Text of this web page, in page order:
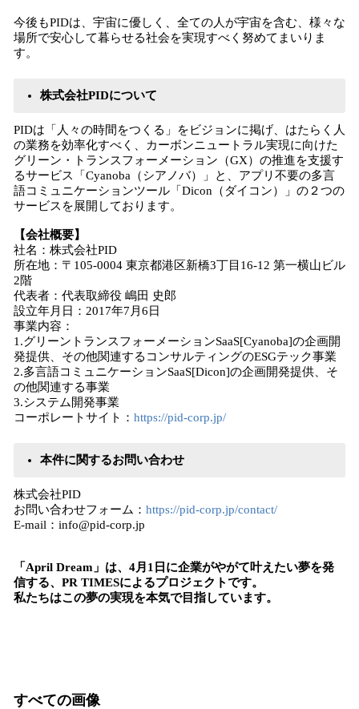
今後もPIDは、宇宙に優しく、全ての人が宇宙を含む、様々な
場所で安心して暮らせる社会を実現すべく努めてまいりま
す。
株式会社PIDについて
PIDは「人々の時間をつくる」をビジョンに掲げ、はたらく人
の業務を効率化すべく、カーボンニュートラル実現に向けた
グリーン・トランスフォーメーション（GX）の推進を支援す
るサービス「Cyanoba（シアノバ）」と、アプリ不要の多言
語コミュニケーションツール「Dicon（ダイコン）」の２つの
サービスを展開しております。
【会社概要】
社名：株式会社PID
所在地：〒105-0004 東京都港区新橋3丁目16-12 第一横山ビル
2階
代表者：代表取締役 嶋田 史郎
設立年月日：2017年7月6日
事業内容：
1.グリーントランスフォーメーションSaaS[Cyanoba]の企画開
発提供、その他関連するコンサルティングのESGテック事業
2.多言語コミュニケーションSaaS[Dicon]の企画開発提供、そ
の他関連する事業
3.システム開発事業
コーポレートサイト： https://pid-corp.jp/
本件に関するお問い合わせ
株式会社PID
お問い合わせフォーム： https://pid-corp.jp/contact/
E-mail：info@pid-corp.jp
「April Dream」は、4月1日に企業がやがて叶えたい夢を発
信する、PR TIMESによるプロジェクトです。
私たちはこの夢の実現を本気で目指しています。
すべての画像